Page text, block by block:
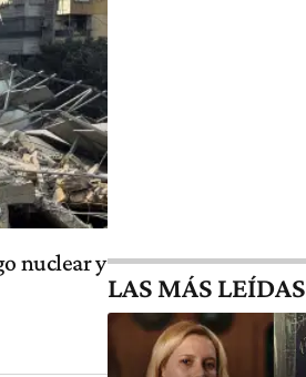
nuclear y
LAS MÁS LEÍDAS